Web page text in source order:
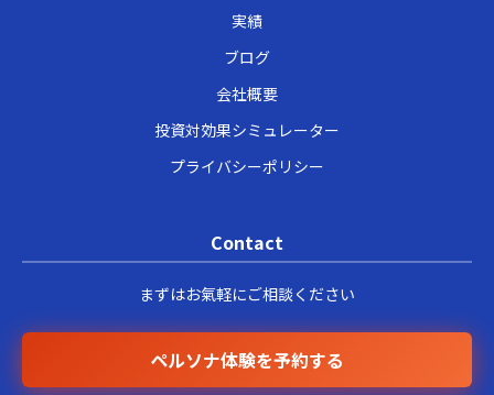
実績
ブログ
会社概要
投資対効果シミュレーター
プライバシーポリシー
Contact
まずはお氣軽にご相談ください
ペルソナ体験を予約する